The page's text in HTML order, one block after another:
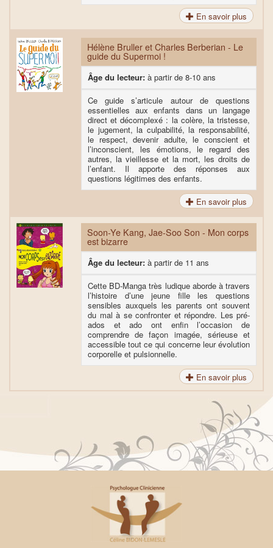
En savoir plus
Hélène Bruller et Charles Berberian - Le
guide du Supermoi !
Âge du lecteur: à partir de 8-10 ans
Ce guide s’articule autour de questions
essentielles aux enfants dans un langage
direct et décomplexé : la colère, la tristesse,
le jugement, la culpabilité, la responsabilité,
le respect, devenir adulte, le conscient et
l’inconscient, les émotions, le regard des
autres, la vieillesse et la mort, les droits de
l’enfant. Il apporte des réponses aux
questions légitimes des enfants.
En savoir plus
Soon-Ye Kang, Jae-Soo Son - Mon corps
est bizarre
Âge du lecteur: à partir de 11 ans
Cette BD-Manga très ludique aborde à travers
l’histoire d’une jeune fille les questions
sensibles auxquels les parents ont souvent
du mal à se confronter et répondre. Les pré-
ados et ado ont enfin l’occasion de
comprendre de façon imagée, sérieuse et
accessible tout ce qui concerne leur évolution
corporelle et pulsionnelle.
En savoir plus